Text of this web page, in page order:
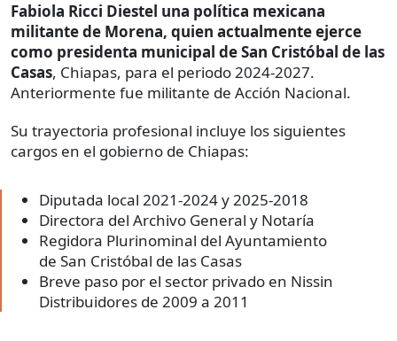
Fabiola Ricci Diestel una política mexicana
militante de Morena, quien actualmente ejerce
como presidenta municipal de San Cristóbal de las
Casas, Chiapas, para el periodo 2024-2027.
Anteriormente fue militante de Acción Nacional.
Su trayectoria profesional incluye los siguientes
cargos en el gobierno de Chiapas:
Diputada local 2021-2024 y 2025-2018
Directora del Archivo General y Notaría
Regidora Plurinominal del Ayuntamiento
de San Cristóbal de las Casas
Breve paso por el sector privado en Nissin
Distribuidores de 2009 a 2011